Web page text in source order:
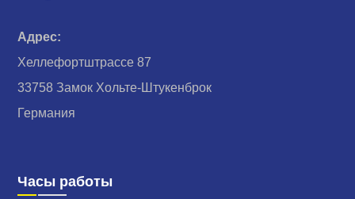
Адрес:
Хеллефортштрассе 87
33758 Замок Хольте-Штукенброк
Германия
Часы работы